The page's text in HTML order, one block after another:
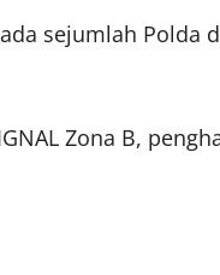
sejumlah Polda
Zona B,